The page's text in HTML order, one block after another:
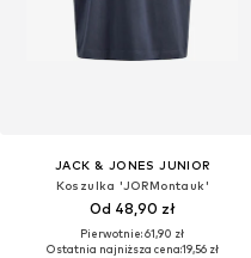
JACK & JONES JUNIOR
Koszulka 'JORMontauk'
Od 48,90 zł
Pierwotnie: 61,90 zł
Ostatnia najniższa cena:19,56 zł